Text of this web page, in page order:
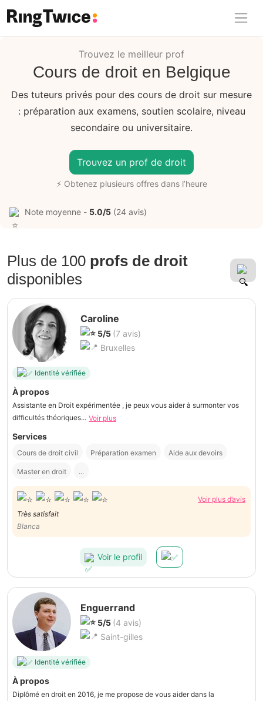
Ring Twice
Trouvez le meilleur prof
Cours de droit en Belgique
Des tuteurs privés pour des cours de droit sur mesure
: préparation aux examens, soutien scolaire, niveau
secondaire ou universitaire.
Trouvez un prof de droit
⚡ Obtenez plusieurs offres dans l’heure
Note moyenne - 5.0/5 (24 avis)
Plus de 100 profs de droit
disponibles
Caroline
5/5 (7 avis)
Bruxelles
Identité vérifiée
À propos
Assistante en Droit expérimentée , je peux vous aider à surmonter vos
difficultés théoriques... Voir plus
Services
Cours de droit civil Préparation examen Aide aux devoirs
Master en droit ...
Voir plus d’avis
Très satisfait
Blanca
Voir le profil
Enguerrand
5/5 (4 avis)
Saint-gilles
Identité vérifiée
À propos
Diplômé en droit en 2016, je me propose de vous aider dans la